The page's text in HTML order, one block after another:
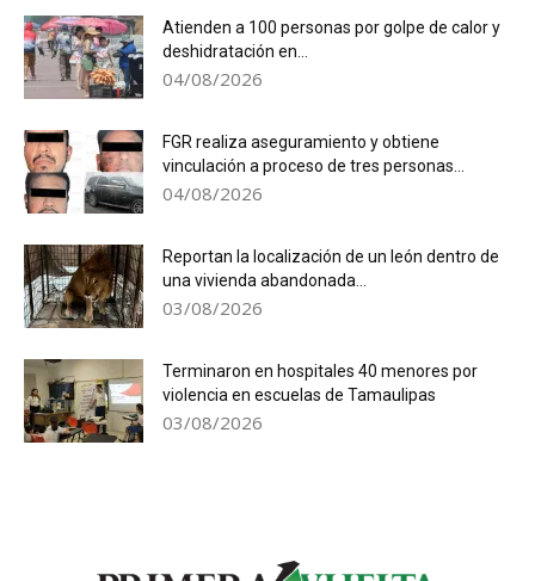
Atienden a 100 personas por golpe de calor y
deshidratación en...
04/08/2026
FGR realiza aseguramiento y obtiene
vinculación a proceso de tres personas...
04/08/2026
Reportan la localización de un león dentro de
una vivienda abandonada...
03/08/2026
Terminaron en hospitales 40 menores por
violencia en escuelas de Tamaulipas
03/08/2026